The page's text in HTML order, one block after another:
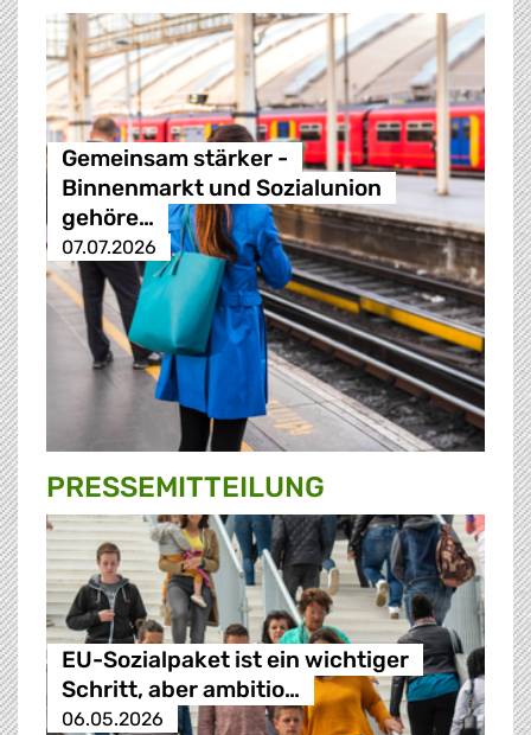
Gemeinsam stärker -
Binnenmarkt und Sozialunion
gehöre…
07.07.2026
PRESSE­MITTEILUNG
EU-Sozialpaket ist ein wichtiger
Schritt, aber ambitio…
06.05.2026